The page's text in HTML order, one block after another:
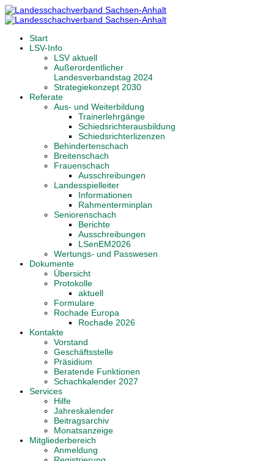
Start
LSV-Info
LSV aktuell
Außerordentlicher
Landesverbandstag 2024
Strategiekonzept 2030
Referate
Aus- und Weiterbildung
Trainerlehrgänge
Schiedsrichterausbildung
Schiedsrichterlizenzen
Behindertenschach
Breitenschach
Frauenschach
Ausschreibungen
Landesspielleiter
Informationen
Rahmenterminplan
Seniorenschach
Berichte
Ausschreibungen
LSenEM2026
Wertungs- und Passwesen
Dokumente
Übersicht
Protokolle
aktuell
Formulare
Rochade Europa
Rochade 2026
Kontakte
Vorstand
Geschäftsstelle
Präsidium
Beratende Funktionen
Schachkalender 2027
Services
Hilfe
Jahreskalender
Beitragsarchiv
Monatsanzeige
Mitgliederbereich
Anmeldung